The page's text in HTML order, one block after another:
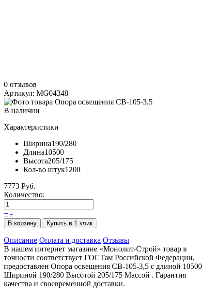
0 отзывов
Артикул: MG04348
В наличии
Характеристики
Ширина190/280
Длина10500
Высота205/175
Кол-во штук1200
7773 Руб.
Количество:
+ -
В корзину Купить в 1 клик
Описание Оплата и доставка Отзывы
В нашем интернет магазине «Монолит-Строй» товар в
точности соответствует ГОСТам Российской Федерации,
предоставлен Опора освещения СВ-105-3,5 с длиной 10500
Шириной 190/280 Высотой 205/175 Массой . Гарантия
качества и своевременной доставки.